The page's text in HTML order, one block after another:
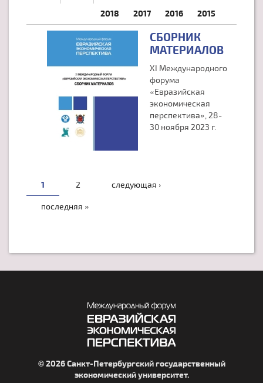
2018 2017 2016 2015
СБОРНИК
МАТЕРИАЛОВ
XI Международного
форума
«Евразийская
экономическая
перспектива», 28-
30 ноября 2023 г.
СТРАНИЦЫ
1 2 следующая ›
последняя »
© 2026 Санкт-Петербургский государственный
экономический университет.